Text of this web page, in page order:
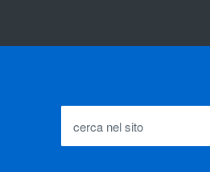
cerca nel sito